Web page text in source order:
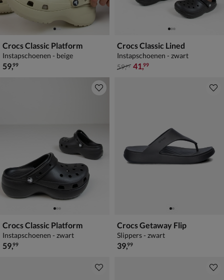
Crocs Classic Platform
Instapschoenen - beige
€ 59,99
59,99
Crocs Classic Lined
Instapschoenen - zwart
van € 59,99 voor € 41,99
59,99 41,99
Crocs Classic Platform
Instapschoenen - zwart
€ 59,99
59,99
Crocs Getaway Flip
Slippers - zwart
€ 39,99
39,99